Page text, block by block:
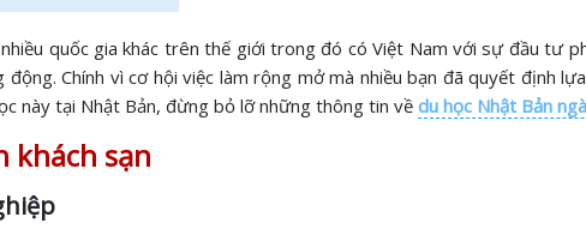
quốc gia khác trên thế giới trong đó có Việt Nam với sự đầu tư
Chính vì cơ hội việc làm rộng mở mà nhiều bạn đã quyết định
này tại Nhật Bản, đừng bỏ lỡ những thông tin về du học Nhật Bản
khách sạn